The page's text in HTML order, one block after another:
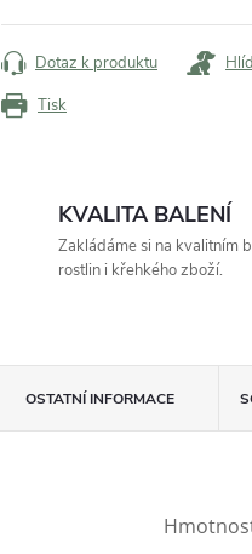
cena:
Tisk
Dotaz k produktu
KVALITA BALENÍ
Zakládáme si na kvalitním
rostlin i křehkého zboží.
OSTATNÍ INFORMACE